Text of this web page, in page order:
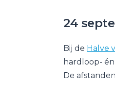
24
Bij de Halve
hardloop-
De